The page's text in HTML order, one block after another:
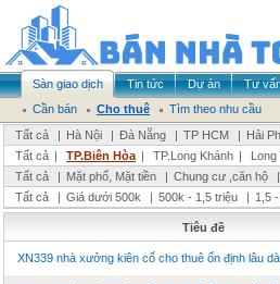
Sàn giao dịch Tin tức Dự án Tư
Cần bán
Cho thuê
Tìm theo nhu cầu
Tất cả
| Hà Nội | Đà Nẵng | TP HCM | Hải
Tất cả | TP.Biên Hòa | TP.Long Khánh | Long
Tất cả
| Mặt phố, Mặt tiền | Chung cư ,căn hộ |
Tất cả
| Giá dưới 500k | 500k - 1,5 triệu | 1,5
Tiêu đề
XN339 nhà xưởng kiên cố cho thuê ổn định lâu